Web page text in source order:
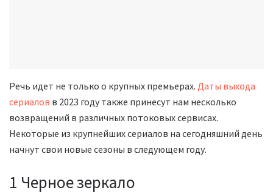
Речь идет не только о крупных премьерах. Даты выхода
сериалов в 2023 году также принесут нам несколько
возвращений в различных потоковых сервисах.
Некоторые из крупнейших сериалов на сегодняшний день
начнут свои новые сезоны в следующем году.
1 Черное зеркало